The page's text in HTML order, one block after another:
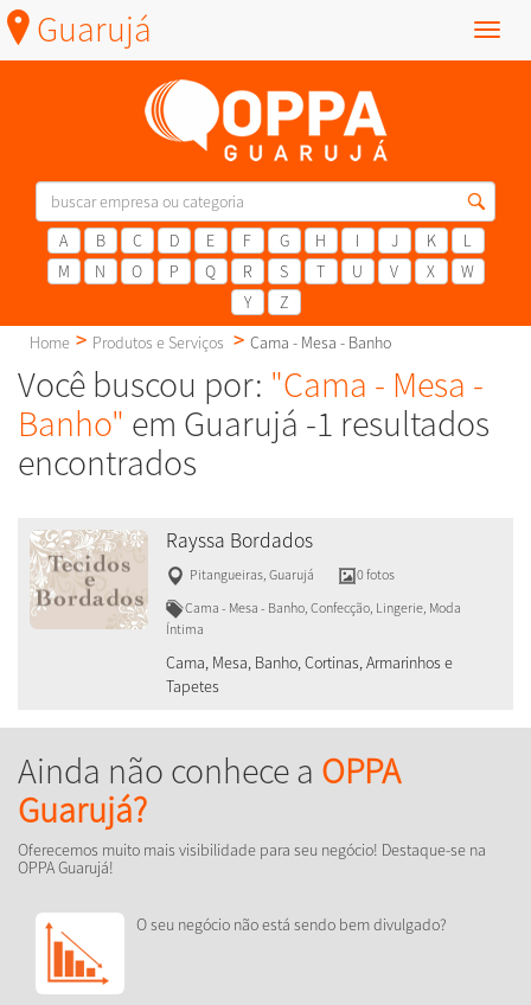
Menu
Guarujá
A B C D E F G H I J K
L
M
N O P Q R S T U V X
W
Y
Z
Home
Produtos e Serviços Cama - Mesa - Banho
Você buscou por: "Cama - Mesa -
Banho" em Guarujá -1 resultados
encontrados
Rayssa Bordados
Pitangueiras, Guarujá
0 fotos
Cama - Mesa - Banho, Confecção, Lingerie, Moda
Íntima
Cama, Mesa, Banho, Cortinas, Armarinhos e
Tapetes
Ainda não conhece a OPPA
Guarujá?
Oferecemos muito mais visibilidade para seu negócio! Destaque-se na
OPPA Guarujá!
O seu negócio não está sendo bem divulgado?